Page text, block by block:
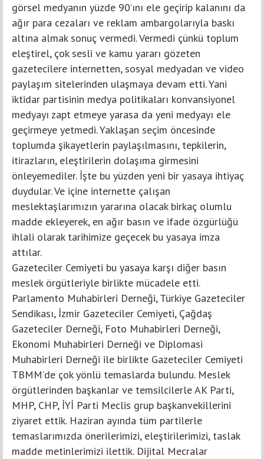
görsel medyanın yüzde 90’ını ele geçirip kalanını da
ağır para cezaları ve reklam ambargolarıyla baskı
altına almak sonuç vermedi. Vermedi çünkü toplum
eleştirel, çok sesli ve kamu yararı gözeten
gazetecilere internetten, sosyal medyadan ve video
paylaşım sitelerinden ulaşmaya devam etti. Yani
iktidar partisinin medya politikaları konvansiyonel
medyayı zapt etmeye yarasa da yeni medyayı ele
geçirmeye yetmedi. Yaklaşan seçim öncesinde
toplumda şikayetlerin paylaşılmasını, tepkilerin,
itirazların, eleştirilerin dolaşıma girmesini
önleyemediler. İşte bu yüzden yeni bir yasaya ihtiyaç
duydular. Ve içine internette çalışan
meslektaşlarımızın yararına olacak birkaç olumlu
madde ekleyerek, en ağır basın ve ifade özgürlüğü
ihlali olarak tarihimize geçecek bu yasaya imza
attılar.
Gazeteciler Cemiyeti bu yasaya karşı diğer basın
meslek örgütleriyle birlikte mücadele etti.
Parlamento Muhabirleri Derneği, Türkiye Gazeteciler
Sendikası, İzmir Gazeteciler Cemiyeti, Çağdaş
Gazeteciler Derneği, Foto Muhabirleri Derneği,
Ekonomi Muhabirleri Derneği ve Diplomasi
Muhabirleri Derneği ile birlikte Gazeteciler Cemiyeti
TBMM’de çok yönlü temaslarda bulundu. Meslek
örgütlerinden başkanlar ve temsilcilerle AK Parti,
MHP, CHP, İYİ Parti Meclis grup başkanvekillerini
ziyaret ettik. Haziran ayında tüm partilerle
temaslarımızda önerilerimizi, eleştirilerimizi, taslak
madde metinlerimizi ilettik. Dijital Mecralar